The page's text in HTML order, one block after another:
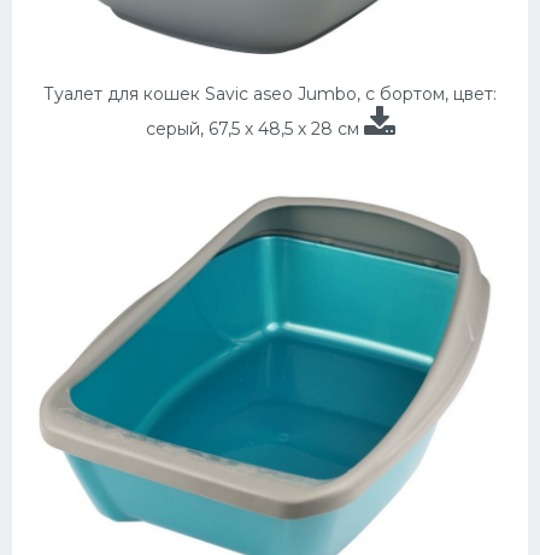
Туалет для кошек Savic aseo Jumbo, с бортом, цвет:
серый, 67,5 х 48,5 х 28 см